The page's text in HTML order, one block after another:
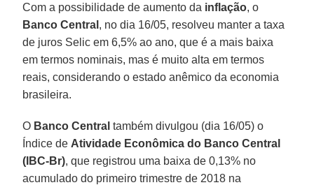
Com a possibilidade de aumento da inflação, o
Banco Central , no dia 16/05, resolveu manter a taxa
de juros Selic em 6,5% ao ano, que é a mais baixa
em termos nominais, mas é muito alta em termos
reais, considerando o estado anêmico da economia
brasileira.
O Banco Central também divulgou (dia 16/05) o
Índice de Atividade Econômica do Banco Central
(IBC-Br), que registrou uma baixa de 0,13% no
acumulado do primeiro trimestre de 2018 na